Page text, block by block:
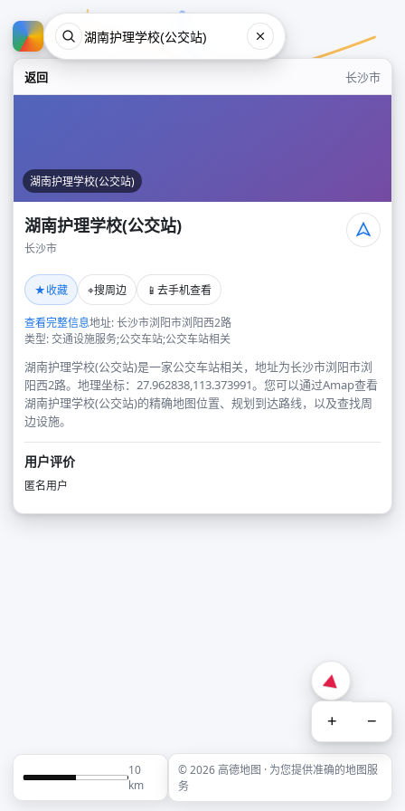
返回 长沙市
湖南护理学校(公交站)
湖南护理学校(公交站)
长沙市
★收藏 ⌖搜周边 📱 去手机查看
查看完整信息地址: 长沙市浏阳市浏阳西2路
类型: 交通设施服务;公交车站;公交车站相关
湖南护理学校(公交站)是一家公交车站相关，地址为长沙市浏阳市浏
阳西2路。地理坐标：27.962838,113.373991。您可以通过Amap查看
湖南护理学校(公交站)的精确地图位置、规划到达路线，以及查找周
边设施。
用户评价
匿名用户
+ −
10
km
© 2026 高德地图 · 为您提供准确的地图服
务